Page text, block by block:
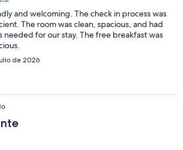
and welcoming. The check in process was
The room was clean, spacious, and had
needed for our stay. The free breakfast was
de 2026